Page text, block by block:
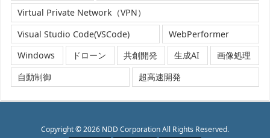
Virtual Private Network（VPN）
Visual Studio Code(VSCode)
WebPerformer
Windows
ドローン 共創開発 生成AI
画像処理
自動制御
超高速開発
Copyright ©2026 NDD CorporationAll Rights Reserved.